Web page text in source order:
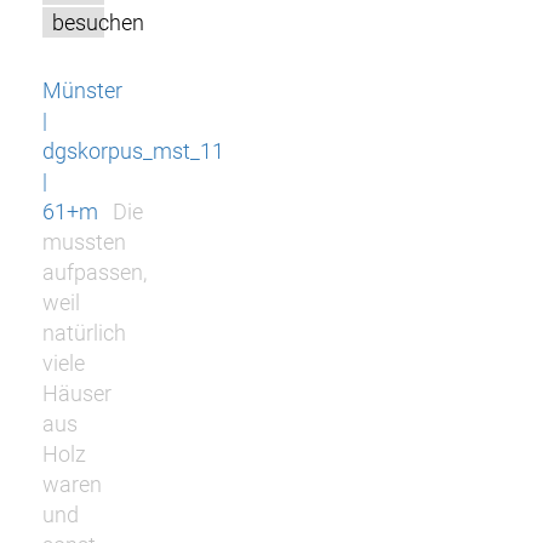
besuchen
Münster
|
dgskorpus_mst_11
|
61+m
Die
mussten
aufpassen,
weil
natürlich
viele
Häuser
aus
Holz
waren
und